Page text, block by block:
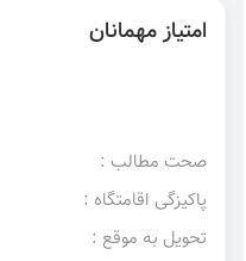
امتیاز مهمانان
صحت مطالب :
پاکیزگی اقامتگاه :
تحویل به موقع :